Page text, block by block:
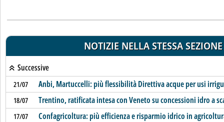
NOTIZIE NELLA STESSA SEZIONE
Successive
21/07 Anbi, Martuccelli: più flessibilità Direttiva acque per usi
18/07 Trentino, ratificata intesa con Veneto su concessioni idro a
17/07 Confagricoltura: più efficienza e risparmio idrico in